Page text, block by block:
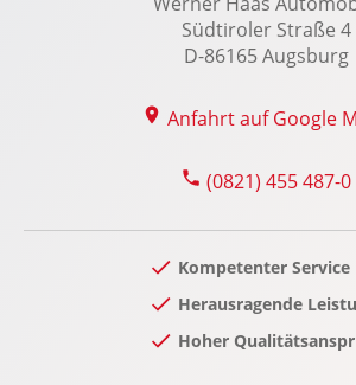
Lordosenstütze Fahrer/Beifahrer
Matrix LED Scheinwerfer
Meridian Soundsystem
Niveauregulierung
Notrufsystem
Panoramadach
Südtiroler Straße 4
D-86165 Augsburg
Anfahrt auf Google
(0821) 455 487-0
Kompetenter Service
Herausragende
Hoher